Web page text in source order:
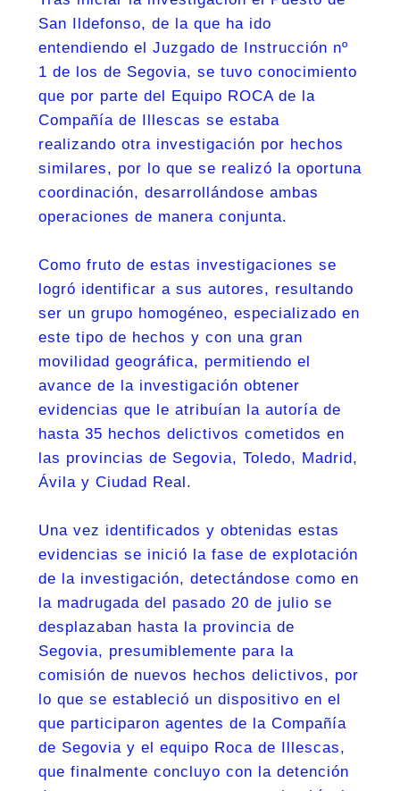
San Ildefonso, de la que ha ido
entendiendo el Juzgado de Instrucción nº
1 de los de Segovia, se tuvo conocimiento
que por parte del Equipo ROCA de la
Compañía de Illescas se estaba
realizando otra investigación por hechos
similares, por lo que se realizó la oportuna
coordinación, desarrollándose ambas
operaciones de manera conjunta.
Como fruto de estas investigaciones se
logró identificar a sus autores, resultando
ser un grupo homogéneo, especializado en
este tipo de hechos y con una gran
movilidad geográfica, permitiendo el
avance de la investigación obtener
evidencias que le atribuían la autoría de
hasta 35 hechos delictivos cometidos en
las provincias de Segovia, Toledo, Madrid,
Ávila y Ciudad Real.
Una vez identificados y obtenidas estas
evidencias se inició la fase de explotación
de la investigación, detectándose como en
la madrugada del pasado 20 de julio se
desplazaban hasta la provincia de
Segovia, presumiblemente para la
comisión de nuevos hechos delictivos, por
lo que se estableció un dispositivo en el
que participaron agentes de la Compañía
de Segovia y el equipo Roca de Illescas,
que finalmente concluyo con la detención